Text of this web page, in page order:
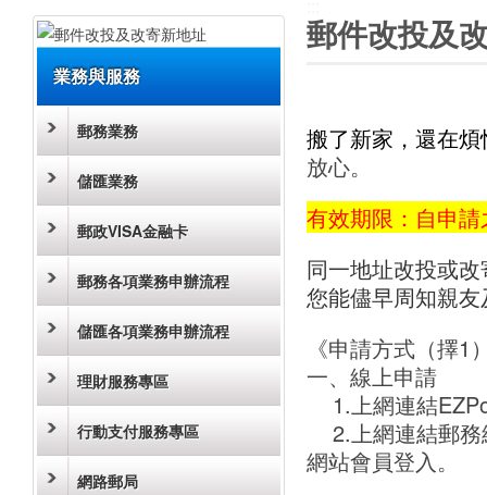
業務與服務
郵務業務
儲匯業務
郵政VISA金融卡
郵務各項業務申辦流程
儲匯各項業務申辦流程
理財服務專區
行動支付服務專區
網路郵局
郵件改投及
搬了新家，還在
放心。
有效期限：自申
同一地址改投或
您能儘早周知親
《申請方式（擇1
一、線上申請
1.上網連結
2.上網連結郵務
網站會員登入。